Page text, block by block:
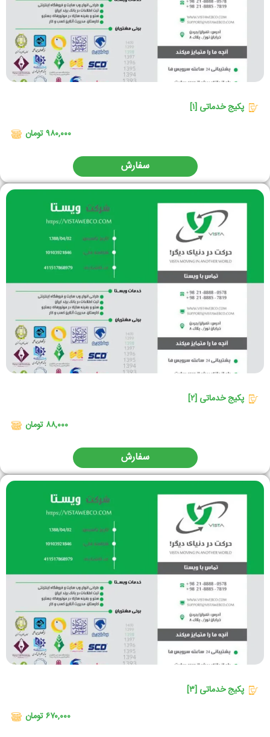
پکیج خدماتی [۱]
۹۸۰,۰۰۰ تومان
سفارش
پکیج خدماتی [۲]
۸۸,۰۰۰ تومان
سفارش
پکیج خدماتی [۳]
۶۷۰,۰۰۰ تومان